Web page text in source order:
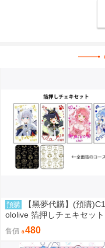
預購
【黑夢代購】(預購
ololive 箔押しチェキセッ
得風卡片套組 社團名:空色
繪師:綾香
售價 480